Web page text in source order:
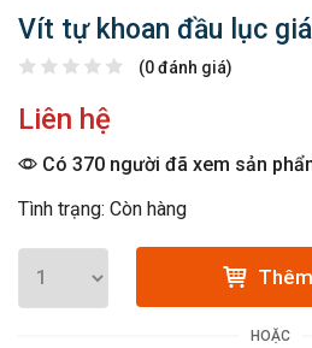
Vít tự khoan đầu lục
(0 đánh giá)
Liên hệ
Có 370 người đã xem sản
Tình trạng: Còn hàng
HOẶC